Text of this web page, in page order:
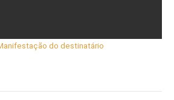
do destinatário